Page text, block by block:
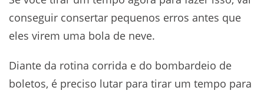
conseguir consertar pequenos erros antes que
eles virem uma bola de neve.
Diante da rotina corrida e do bombardeio de
boletos, é preciso lutar para tirar um tempo para